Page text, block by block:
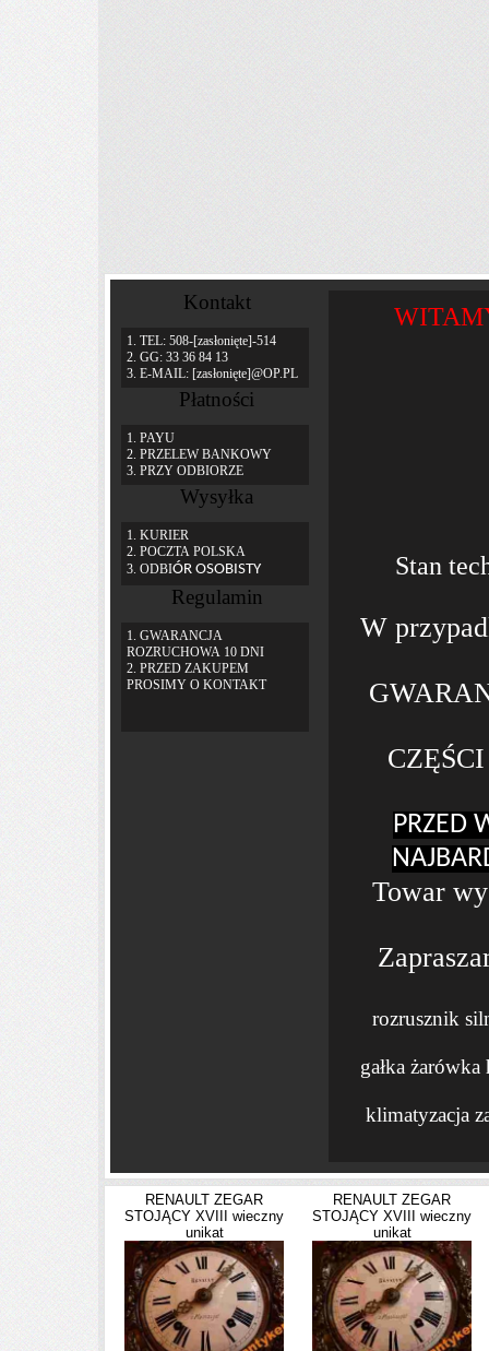
Kontakt
1. TEL: 508-[zasłonięte]-514
2. GG: 33 36 84 13
3. E-MAIL: [zasłonięte]@OP.PL
Płatności
1. PAYU
2. PRZELEW BANKOWY
3. PRZY ODBIORZE
Wysyłka
1. KURIER
2. POCZTA POLSKA
3. ODBIÓR OSOBISTY
Regulamin
1. GWARANCJA
ROZRUCHOWA 10 DNI
2. PRZED ZAKUPEM
PROSIMY O KONTAKT
Stan
W
PRZED
Towar
rozrusznik
gałka
klimatyzacja
RENAULT ZEGAR
STOJĄCY XVIII wieczny
unikat
RENAULT ZEGAR
STOJĄCY XVIII wieczny
unikat